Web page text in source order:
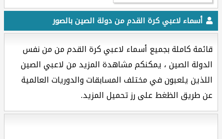
أسماء لاعبي كرة القدم من دولة الصين بالصور
قائمة كاملة بجميع أسماء لاعبي كرة القدم من من نفس
الدولة الصين ، يمكنكم مشاهدة المزيد من لاعبي الصين
اللذين يلعبون في مختلف المسابقات والدوريات العالمية
عن طريق الظغط على رز تحميل المزيد.